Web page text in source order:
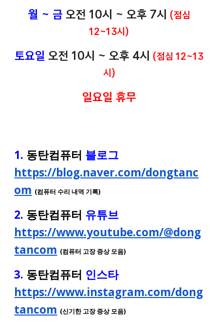
월 ~ 금 오전 10시 ~ 오후 7시 (점심
12~13시)
토요일 오전 10시 ~ 오후 4시 (점심 12~13
시)
일요일 휴무
1. 동탄컴퓨터 블로그
https://blog.naver.com/dongtanc
om (컴퓨터 수리 내역 기록)
2. 동탄컴퓨터 유튜브
https://www.youtube.com/@dong
tancom (컴퓨터 고장 증상 모음)
3. 동탄컴퓨터 인스타
https://www.instagram.com/dong
tancom (신기한 고장 증상 모음)